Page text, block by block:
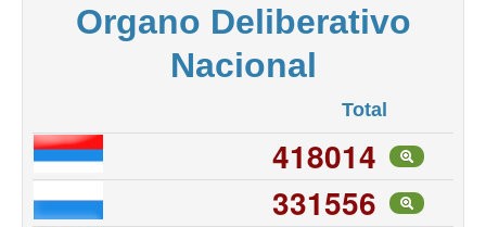
Organo Deliberativo
Nacional
Total
418014
331556